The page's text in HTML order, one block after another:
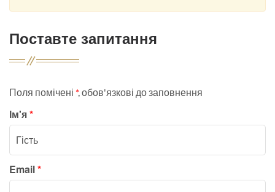
Поставте запитання
Поля помічені *, обов'язкові до заповнення
Ім'я*
Email*